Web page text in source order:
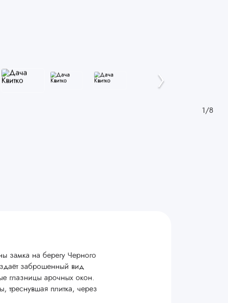
1/8
замка на берегу Черного
заброшенный вид
глазницы арочных окон.
треснувшая плитка, через